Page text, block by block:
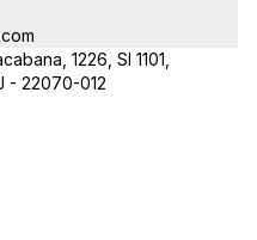
1226, Sl 1101,
- 22070-012